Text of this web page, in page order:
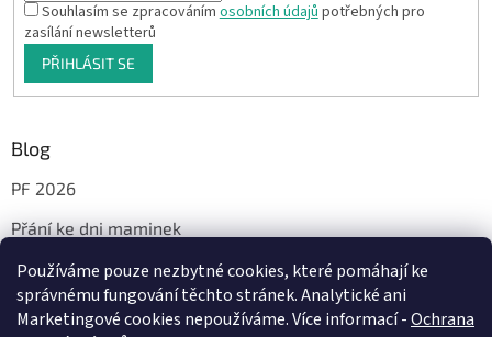
Používáme pouze nezbytné cookies, které pomáhají ke
správnému fungování těchto stránek. Analytické ani
Marketingové cookies nepoužíváme. Více informací -Ochrana
Souhlasím se zpracovánímosobních údajůpotřebných pro
zasílání newsletterů
PŘIHLÁSIT SE
Blog
PF 2026
Přání ke dni maminek
Facebook